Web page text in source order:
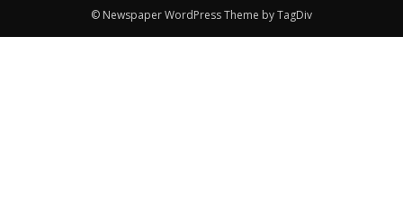
© Newspaper WordPress Theme by TagDiv